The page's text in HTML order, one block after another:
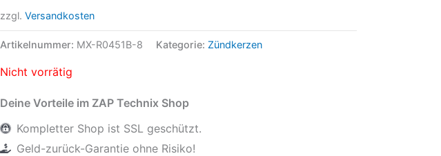
zzgl. Versandkosten
Artikelnummer: MX-R0451B-8 Kategorie: Zündkerzen
Nicht vorrätig
Deine Vorteile im ZAP Technix Shop
Kompletter Shop ist SSL geschützt.
Geld-zurück-Garantie ohne Risiko!